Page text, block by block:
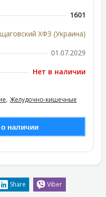
1601
ХФЗ (Украина)
01.07.2029
Нет в наличии
, Желудочно-кишечные
наличии
Share Viber